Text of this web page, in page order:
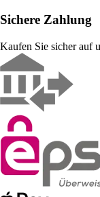
Sichere Zahlung
Kaufen Sie sicher auf